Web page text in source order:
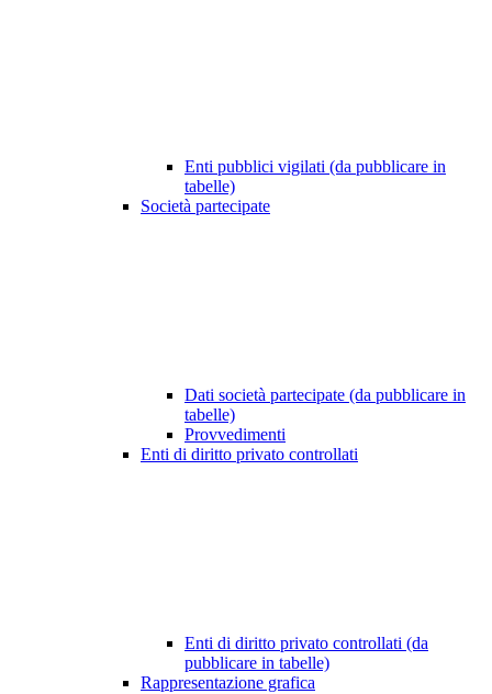
Enti pubblici vigilati (da pubblicare in
tabelle)
Società partecipate
Dati società partecipate (da pubblicare in
tabelle)
Provvedimenti
Enti di diritto privato controllati
Enti di diritto privato controllati (da
pubblicare in tabelle)
Rappresentazione grafica